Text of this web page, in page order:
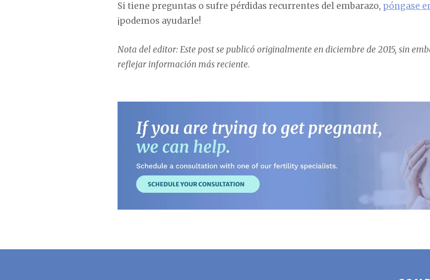
Si tiene preguntas o sufre pérdidas recurrentes del embarazo, póngase
¡podemos ayudarle!
Nota del editor: Este post se publicó originalmente en diciembre de 2015, sin
reflejar información más reciente.